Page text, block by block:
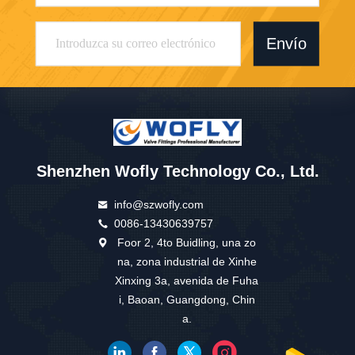
Envío
Shenzhen Wofly Technology Co., Ltd.
info@szwofly.com
0086-13430639757
Foor 2, 4to Buidling, una zo
na, zona industrial de Xinhe
Xinxing 3a, avenida de Fuha
i, Baoan, Guangdong, Chin
a.